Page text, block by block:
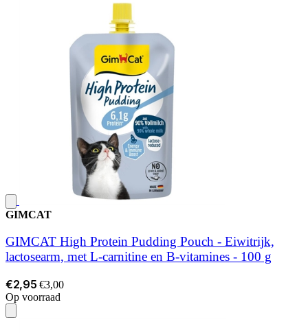
GIMCAT
GIMCAT High Protein Pudding Pouch - Eiwitrijk,
lactosearm, met L-carnitine en B-vitamines - 100 g
€2,95 €3,00
Op voorraad